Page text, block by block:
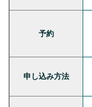
予約
申し込み方法